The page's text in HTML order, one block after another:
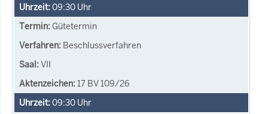
09:30 Uhr
Gütetermin
Beschlussverfahren
VII
17 BV 109/26
09:30 Uhr